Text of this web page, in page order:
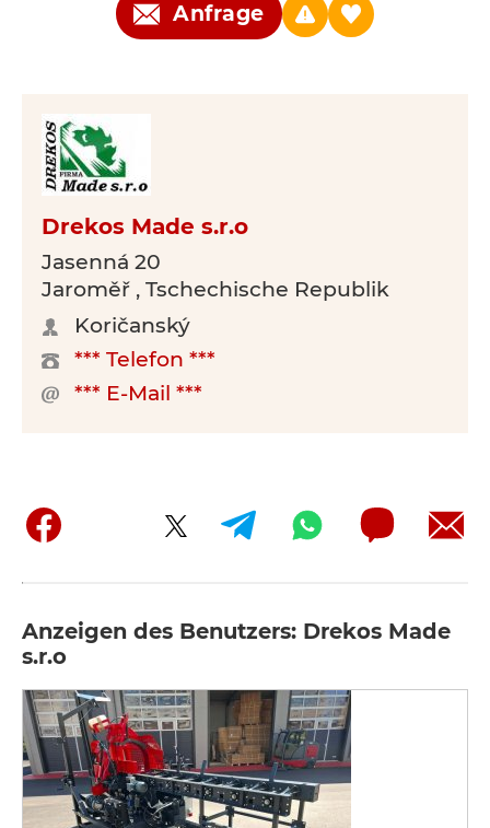
Anfrage
Drekos Made s.r.o
Jasenná 20
Jaroměř , Tschechische Republik
Koričanský
*** Telefon ***
*** E-Mail ***
Anzeigen des Benutzers: Drekos Made
s.r.o